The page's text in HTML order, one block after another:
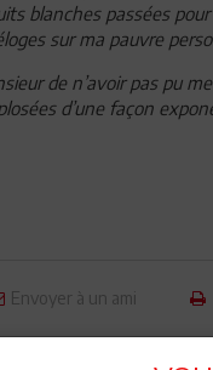
blanches passées pour
sur ma pauvre
de n’avoir pas pu
d’une façon
Envoyer à un ami
?